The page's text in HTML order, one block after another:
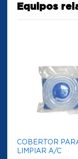
Equipos
COBERTOR
LIMPIAR A/C